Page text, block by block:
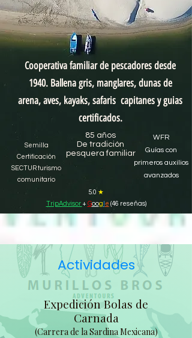
Cooperativa familiar de pescadores desde
1940. Ballena gris, manglares, dunas de
arena, aves, kayaks, safaris capitanes y guias
certificados.
5.0 ★
TripAdvisor + Goog e (46 reseñas)
85 años
De tradición
pesquera familiar
Semilla
Certificación
SECTU Rturismo
comunitario
WFR
Guías con
primeros auxilios
avanzados
Actividades
Expedición Bolas de
Carnada
(Carrera de la Sardina Mexicana)